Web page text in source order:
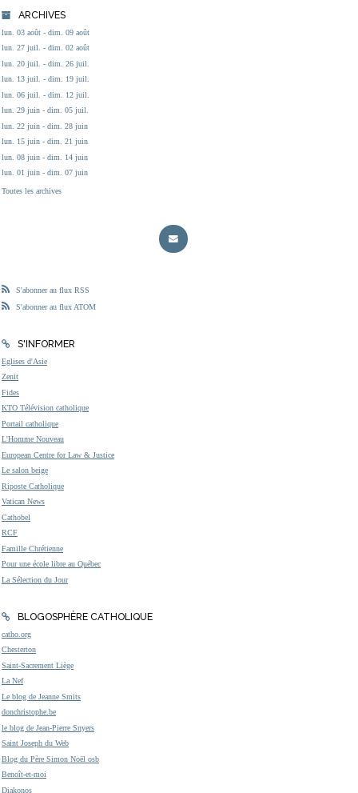
ARCHIVES
lun. 03 août - dim. 09 août
lun. 27 juil. - dim. 02 août
lun. 20 juil. - dim. 26 juil.
lun. 13 juil. - dim. 19 juil.
lun. 06 juil. - dim. 12 juil.
lun. 29 juin - dim. 05 juil.
lun. 22 juin - dim. 28 juin
lun. 15 juin - dim. 21 juin
lun. 08 juin - dim. 14 juin
lun. 01 juin - dim. 07 juin
Toutes les archives
S'abonner au flux RSS
S'abonner au flux ATOM
S'INFORMER
Eglises d'Asie
Zenit
Fides
KTO Télévision catholique
Portail catholique
L'Homme Nouveau
European Centre for Law & Justice
Le salon beige
Riposte Catholique
Vatican News
Cathobel
RCF
Famille Chrétienne
Pour une école libre au Québec
La Sélection du Jour
BLOGOSPHÈRE CATHOLIQUE
catho.org
Chesterton
Saint-Sacrement Liège
La Nef
Le blog de Jeanne Smits
donchristophe.be
le blog de Jean-Pierre Snyers
Saint Joseph du Web
Blog du Père Simon Noël osb
Benoît-et-moi
Diakonos